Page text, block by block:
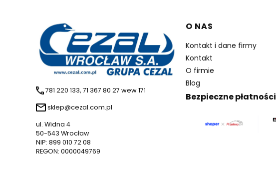
781 220 133, 71 367 80 27 wew 171
sklep@cezal.com.pl
ul. Widna 4
50-543 Wrocław
NIP: 899 010 72 08
REGON: 0000049769
Linki w stopce
O NAS
Kontakt i dane firmy
Kontakt
O firmie
Blog
Bezpieczne płatności